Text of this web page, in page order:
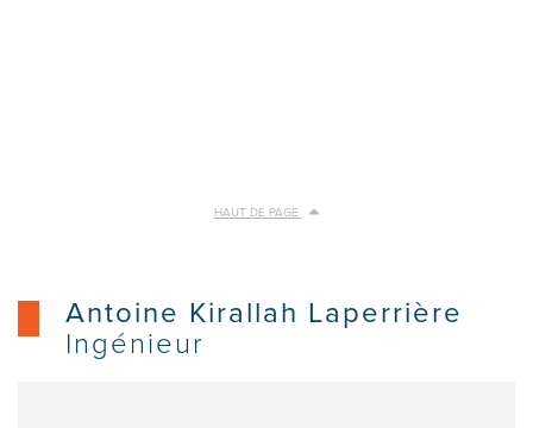
HAUT DE PAGE
Antoine Kirallah Laperrière
Ingénieur